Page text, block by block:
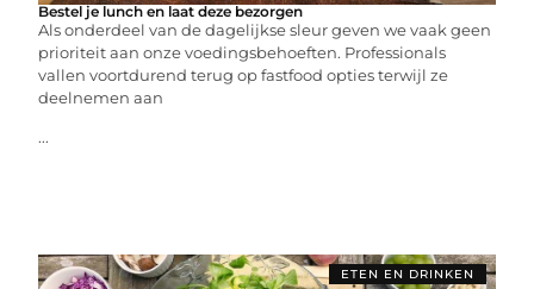
Bestel je lunch en laat deze bezorgen
Als onderdeel van de dagelijkse sleur geven we vaak geen
prioriteit aan onze voedingsbehoeften. Professionals
vallen voortdurend terug op fastfood opties terwijl ze
deelnemen aan
...
ETEN EN DRINKEN